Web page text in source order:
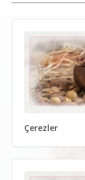
Çerezler